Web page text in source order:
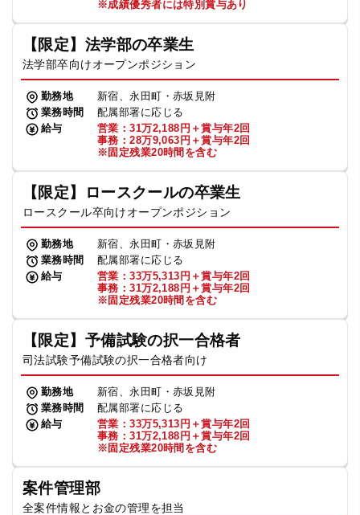
※成績優秀者には特別賞与あり
【限定】法学部の卒業生
法学部卒向けオープンポジション
勤務地
新宿、永田町・赤坂見附
業務時間
配属部署に応じる
給与
営業：31万2,188円＋賞与年2回
事務：28万9,063円＋賞与年2回
※固定残業20時間を含む
【限定】ロースクールの卒業生
ロースクール卒向けオープンポジション
勤務地
新宿、永田町・赤坂見附
業務時間
配属部署に応じる
給与
営業：33万5,313円＋賞与年2回
事務：31万2,188円＋賞与年2回
※固定残業20時間を含む
【限定】予備試験の択一合格者
司法試験予備試験の択一合格者向け
勤務地
新宿、永田町・赤坂見附
業務時間
配属部署に応じる
給与
営業：33万5,313円＋賞与年2回
事務：31万2,188円＋賞与年2回
※固定残業20時間を含む
案件管理部
全案件情報とお金の管理を担当